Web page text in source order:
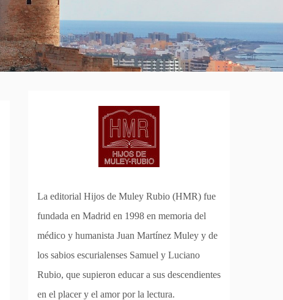
La editorial Hijos de Muley Rubio (HMR) fue
fundada en Madrid en 1998 en memoria del
médico y humanista Juan Martínez Muley y de
los sabios escurialenses Samuel y Luciano
Rubio, que supieron educar a sus descendientes
en el placer y el amor por la lectura.